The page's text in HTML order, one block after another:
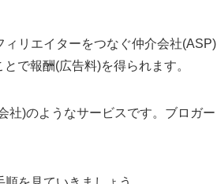
リエイターをつなぐ仲介会社(ASP)
で報酬(広告料)を得られます。
社)のようなサービスです。ブロガー